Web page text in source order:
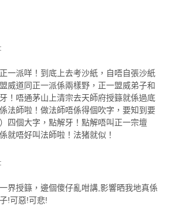
一派咩！到底上去考沙紙，自唔自張沙紙
威道同正一派係兩樣野，正一盟威弟子和
！唔通茅山上清宗去天師府授籙就係過底
法師啦！做法師唔係得個吹字，要知到要
四個大字，點解牙！點解唔叫正一宗壇
就唔好叫法師啦！法猪就似！
界授籙，邊個傻仔亂咁講,影響晒我地真係
!可惡!可悲!